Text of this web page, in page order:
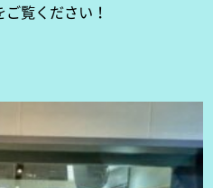
覧ください！